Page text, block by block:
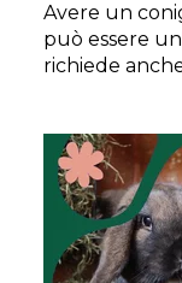
Avere un
può essere
richiede